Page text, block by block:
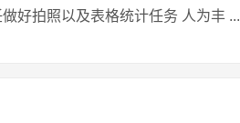
好拍照以及表格统计任务 人为丰 ...